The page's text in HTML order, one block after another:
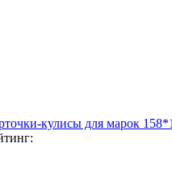
кулисы для марок